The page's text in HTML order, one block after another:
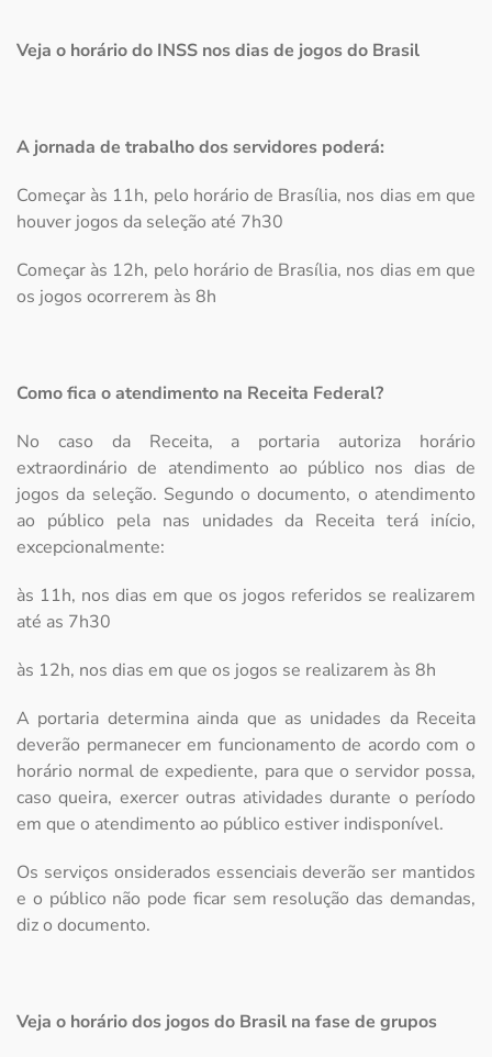
Veja o horário do INSS nos dias de jogos do Brasil
A jornada de trabalho dos servidores poderá:
Começar às 11h, pelo horário de Brasília, nos dias em que
houver jogos da seleção até 7h30
Começar às 12h, pelo horário de Brasília, nos dias em que
os jogos ocorrerem às 8h
Como fica o atendimento na Receita Federal?
No caso da Receita, a portaria autoriza horário
extraordinário de atendimento ao público nos dias de
jogos da seleção. Segundo o documento, o atendimento
ao público pela nas unidades da Receita terá início,
excepcionalmente:
às 11h, nos dias em que os jogos referidos se realizarem
até as 7h30
às 12h, nos dias em que os jogos se realizarem às 8h
A portaria determina ainda que as unidades da Receita
deverão permanecer em funcionamento de acordo com o
horário normal de expediente, para que o servidor possa,
caso queira, exercer outras atividades durante o período
em que o atendimento ao público estiver indisponível.
Os serviços onsiderados essenciais deverão ser mantidos
e o público não pode ficar sem resolução das demandas,
diz o documento.
Veja o horário dos jogos do Brasil na fase de grupos